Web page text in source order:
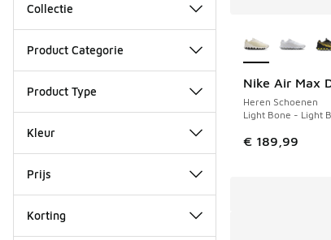
Collectie
Product Categorie
Product Type
Kleur
Prijs
Korting
Nike Air Max
Heren Schoenen
Light Bone - Light
€ 189,99
NIEUW